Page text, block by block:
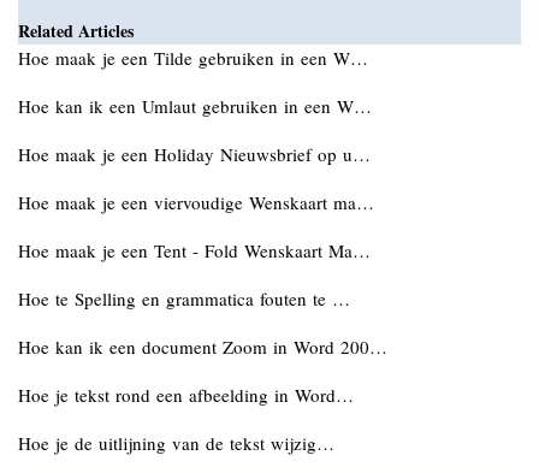
Related Articles
Hoe maak je een Tilde gebruiken in een W…
Hoe kan ik een Umlaut gebruiken in een W…
Hoe maak je een Holiday Nieuwsbrief op u…
Hoe maak je een viervoudige Wenskaart ma…
Hoe maak je een Tent - Fold Wenskaart Ma…
Hoe te Spelling en grammatica fouten te …
Hoe kan ik een document Zoom in Word 200…
Hoe je tekst rond een afbeelding in Word…
Hoe je de uitlijning van de tekst wijzig…